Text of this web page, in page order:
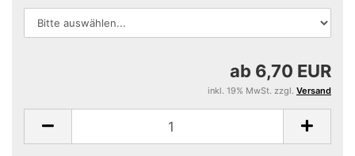
ab 6,70 EUR
inkl. 19% MwSt. zzgl. Versand